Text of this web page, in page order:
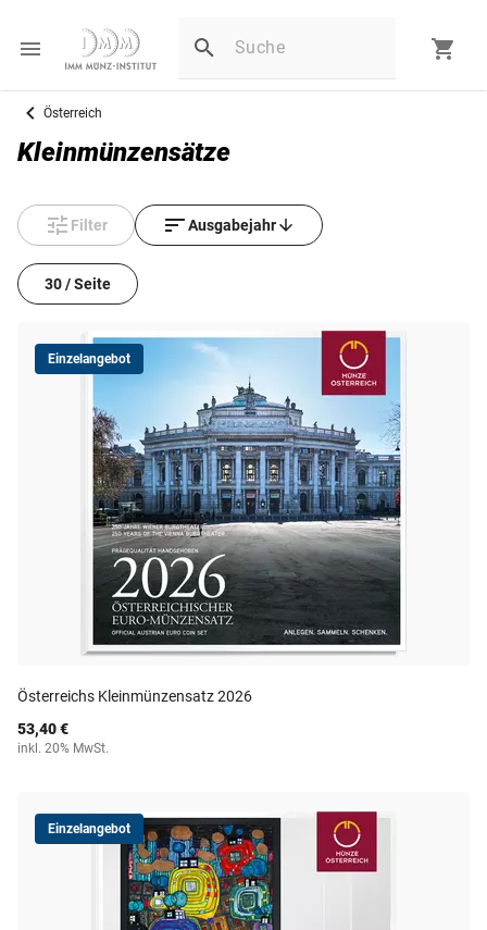
Österreich
Kleinmünzensätze
Filter Ausgabejahr
30 / Seite
Einzelangebot
Österreichs Kleinmünzensatz 2026
53,40 €
inkl. 20% MwSt.
Einzelangebot